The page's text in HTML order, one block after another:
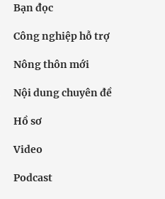
Bạn đọc
Công nghiệp hỗ trợ
Nông thôn mới
Nội dung chuyên đề
Hồ sơ
Video
Podcast